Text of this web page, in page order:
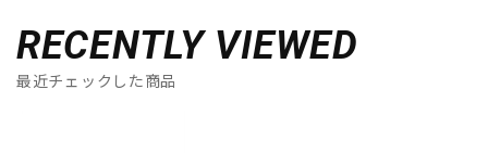
RECENTLY VIEWED
最近チェックした商品